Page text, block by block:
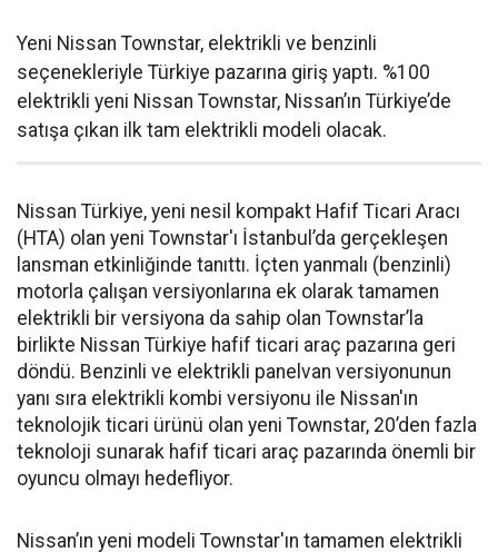
Yeni Nissan Townstar, elektrikli ve benzinli
seçenekleriyle Türkiye pazarına giriş yaptı. %100
elektrikli yeni Nissan Townstar, Nissan’ın Türkiye’de
satışa çıkan ilk tam elektrikli modeli olacak.
Nissan Türkiye, yeni nesil kompakt Hafif Ticari Aracı
(HTA) olan yeni Townstar'ı İstanbul’da gerçekleşen
lansman etkinliğinde tanıttı. İçten yanmalı (benzinli)
motorla çalışan versiyonlarına ek olarak tamamen
elektrikli bir versiyona da sahip olan Townstar’la
birlikte Nissan Türkiye hafif ticari araç pazarına geri
döndü. Benzinli ve elektrikli panelvan versiyonunun
yanı sıra elektrikli kombi versiyonu ile Nissan'ın
teknolojik ticari ürünü olan yeni Townstar, 20’den fazla
teknoloji sunarak hafif ticari araç pazarında önemli bir
oyuncu olmayı hedefliyor.
Nissan’ın yeni modeli Townstar'ın tamamen elektrikli